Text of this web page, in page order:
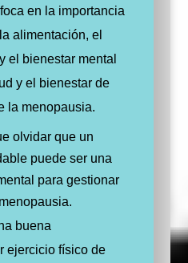
en la importancia
alimentación, el
el bienestar mental
y el bienestar de
la menopausia.
olvidar que un
puede ser una
para gestionar
buena
ejercicio físico de